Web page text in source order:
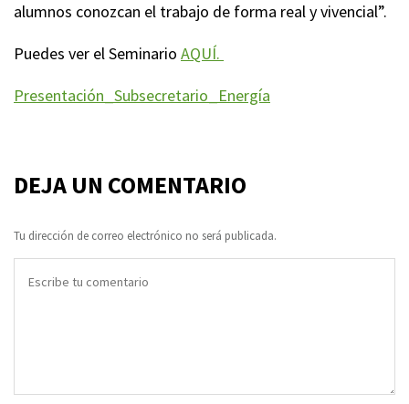
alumnos conozcan el trabajo de forma real y vivencial”.
Puedes ver el Seminario AQUÍ.
Presentación_Subsecretario_Energía
DEJA UN COMENTARIO
Tu dirección de correo electrónico no será publicada.